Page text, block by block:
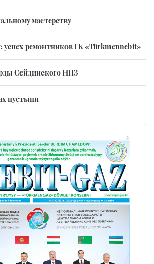
мастерству
ремонтников ГК «Türkmennebit»
Сейдинского НПЗ
пустыни